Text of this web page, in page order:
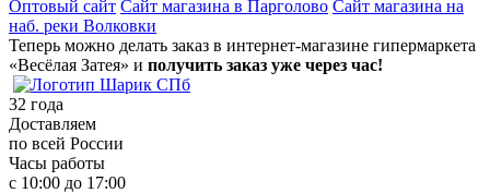
Оптовый сайт Сайт магазина в Парголово Сайт магазина на
наб. реки Волковки
Теперь можно делать заказ в интернет-магазине гипермаркета
«Весёлая Затея» и получить заказ уже через час!
32 года
Доставляем
по всей России
Часы работы
с 10:00 до 17:00